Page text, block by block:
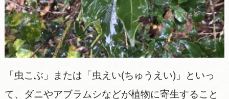
「虫こぶ」または「虫えい(ちゅうえい)」といっ
て、ダニやアブラムシなどが植物に寄生すること